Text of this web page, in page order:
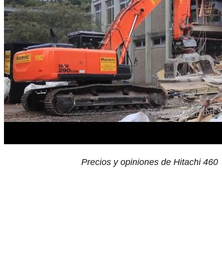
Precios y opiniones de Hitachi 460